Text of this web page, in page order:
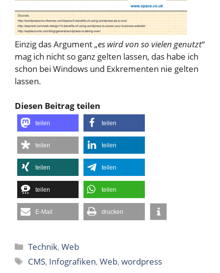
Einzig das Argument „es wird von so vielen genutzt“
mag ich nicht so ganz gelten lassen, das habe ich
schon bei Windows und Exkrementen nie gelten
lassen.
Diesen Beitrag teilen
teilen teilen
teilen teilen
teilen teilen
teilen teilen
E-Mail drucken
Kategorien
Technik,Web
Schlagwörter
CMS, Infografiken,Web,wordpress